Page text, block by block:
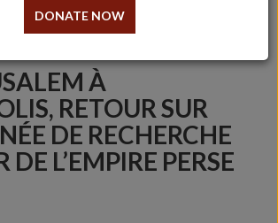
À
RETOUR SUR
DE RECHERCHE
DE L’EMPIRE PERSE
DONATE NOW